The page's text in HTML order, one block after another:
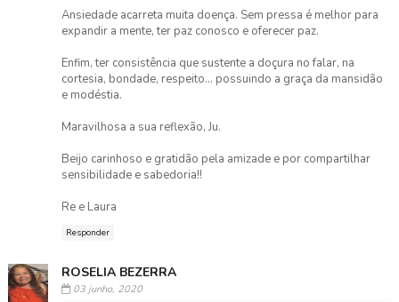
Ansiedade acarreta muita doença. Sem pressa é melhor para
expandir a mente, ter paz conosco e oferecer paz.
Enfim, ter consistência que sustente a doçura no falar, na
cortesia, bondade, respeito... possuindo a graça da mansidão
e modéstia.
Maravilhosa a sua reflexão, Ju.
Beijo carinhoso e gratidão pela amizade e por compartilhar
sensibilidade e sabedoria!!
Re e Laura
Responder
ROSELIA BEZERRA
03 junho, 2020